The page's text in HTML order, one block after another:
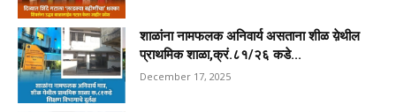
शाळांना नामफलक अनिवार्य असताना शीळ य़ेथील
प्राथमिक शाळा,क्रं.८१/२६ कडे...
December 17, 2025